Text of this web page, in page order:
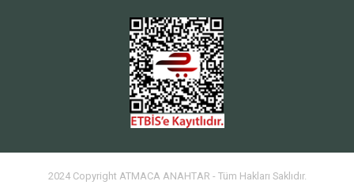
2024 Copyright ATMACA ANAHTAR - Tüm Hakları Saklıdır.